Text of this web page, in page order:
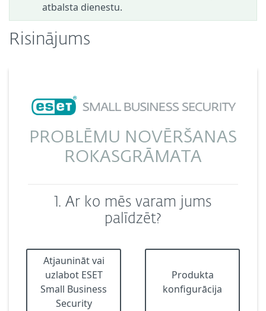
atbalsta dienestu.
Risinājums
PROBLĒMU NOVĒRŠANAS
ROKASGRĀMATA
1. Ar ko mēs varam jums
palīdzēt?
Atjaunināt vai
uzlabot ESET
Small Business
Security
Produkta
konfigurācija